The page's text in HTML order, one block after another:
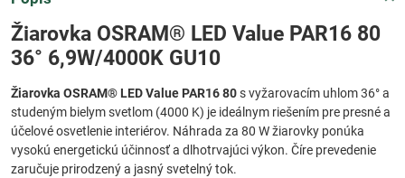
Žiarovka OSRAM® LED Value PAR16 80
36° 6,9W/4000K GU10
Žiarovka OSRAM® LED Value PAR16 80s vyžarovacím uhlom 36° a
studeným bielym svetlom (4000 K) je ideálnym riešením pre presné a
účelové osvetlenie interiérov. Náhrada za 80 W žiarovky ponúka
vysokú energetickú účinnosť a dlhotrvajúci výkon. Číre prevedenie
zaručuje prirodzený a jasný svetelný tok.